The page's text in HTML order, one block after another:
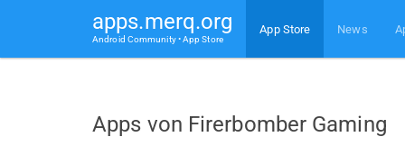
apps.merq.org
Android Community • App Store
App Store News
Apps von Firerbomber Gaming